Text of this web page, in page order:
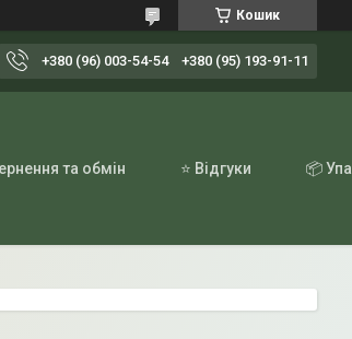
Кошик
+380 (96) 003-54-54 +380 (95) 193-91-11
та обмін ⭐ Відгуки 📦